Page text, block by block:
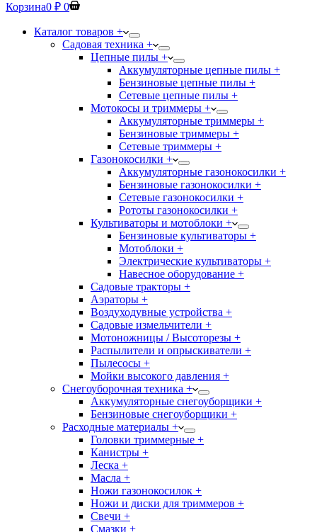
Корзина0 ₽ 0
Каталог товаров +
Садовая техника +
Цепные пилы +
Аккумуляторные цепные пилы +
Бензиновые цепные пилы +
Сетевые цепные пилы +
Мотокосы и триммеры +
Аккумуляторные триммеры +
Бензиновые триммеры +
Сетевые триммеры +
Газонокосилки +
Аккумуляторные газонокосилки +
Бензиновые газонокосилки +
Сетевые газонокосилки +
Рототы газонокосилки +
Культиваторы и мотоблоки +
Бензиновые культиваторы +
Мотоблоки +
Электрические культиваторы +
Навесное оборудование +
Садовые тракторы +
Аэраторы +
Воздуходувные устройства +
Садовые измельчители +
Мотоножницы / Высоторезы +
Распылители и опрыскиватели +
Пылесосы +
Мойки высокого давления +
Снегоуборочная техника +
Аккумуляторные снегоуборщики +
Бензиновые снегоуборщики +
Расходные материалы +
Головки триммерные +
Канистры +
Леска +
Масла +
Ножи газонокосилок +
Ножи и диски для триммеров +
Свечи +
Смазки +